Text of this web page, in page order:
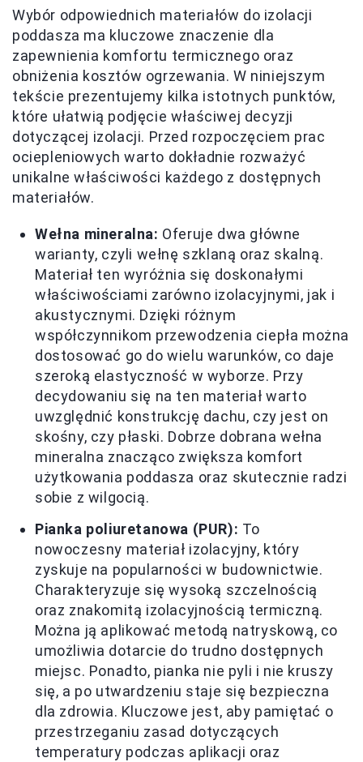
Wybór odpowiednich materiałów do izolacji
poddasza ma kluczowe znaczenie dla
zapewnienia komfortu termicznego oraz
obniżenia kosztów ogrzewania. W niniejszym
tekście prezentujemy kilka istotnych punktów,
które ułatwią podjęcie właściwej decyzji
dotyczącej izolacji. Przed rozpoczęciem prac
ociepleniowych warto dokładnie rozważyć
unikalne właściwości każdego z dostępnych
materiałów.
Wełna mineralna: Oferuje dwa główne
warianty, czyli wełnę szklaną oraz skalną.
Materiał ten wyróżnia się doskonałymi
właściwościami zarówno izolacyjnymi, jak i
akustycznymi. Dzięki różnym
współczynnikom przewodzenia ciepła można
dostosować go do wielu warunków, co daje
szeroką elastyczność w wyborze. Przy
decydowaniu się na ten materiał warto
uwzględnić konstrukcję dachu, czy jest on
skośny, czy płaski. Dobrze dobrana wełna
mineralna znacząco zwiększa komfort
użytkowania poddasza oraz skutecznie radzi
sobie z wilgocią.
Pianka poliuretanowa (PUR): To
nowoczesny materiał izolacyjny, który
zyskuje na popularności w budownictwie.
Charakteryzuje się wysoką szczelnością
oraz znakomitą izolacyjnością termiczną.
Można ją aplikować metodą natryskową, co
umożliwia dotarcie do trudno dostępnych
miejsc. Ponadto, pianka nie pyli i nie kruszy
się, a po utwardzeniu staje się bezpieczna
dla zdrowia. Kluczowe jest, aby pamiętać o
przestrzeganiu zasad dotyczących
temperatury podczas aplikacji oraz